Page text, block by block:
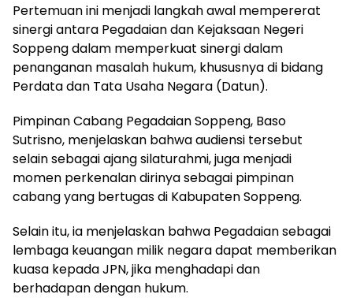
Pertemuan ini menjadi langkah awal mempererat
sinergi antara Pegadaian dan Kejaksaan Negeri
Soppeng dalam memperkuat sinergi dalam
penanganan masalah hukum, khususnya di bidang
Perdata dan Tata Usaha Negara (Datun).
Pimpinan Cabang Pegadaian Soppeng, Baso
Sutrisno, menjelaskan bahwa audiensi tersebut
selain sebagai ajang silaturahmi, juga menjadi
momen perkenalan dirinya sebagai pimpinan
cabang yang bertugas di Kabupaten Soppeng.
Selain itu, ia menjelaskan bahwa Pegadaian sebagai
lembaga keuangan milik negara dapat memberikan
kuasa kepada JPN, jika menghadapi dan
berhadapan dengan hukum.